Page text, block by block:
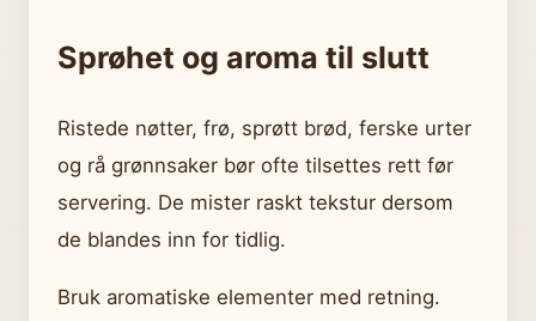
Sprøhet og aroma til slutt
Ristede nøtter, frø, sprøtt brød, ferske urter
og rå grønnsaker bør ofte tilsettes rett før
servering. De mister raskt tekstur dersom
de blandes inn for tidlig.
Bruk aromatiske elementer med retning.